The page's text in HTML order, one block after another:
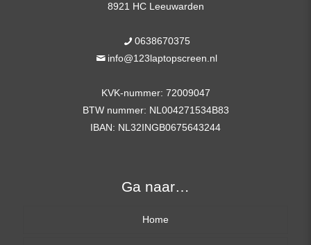
8921 HC Leeuwarden
0638670375
info@123laptopscreen.nl
KVK-nummer: 72009047
BTW nummer: NL004271534B83
IBAN: NL32INGB0675643244
Ga naar…
Home